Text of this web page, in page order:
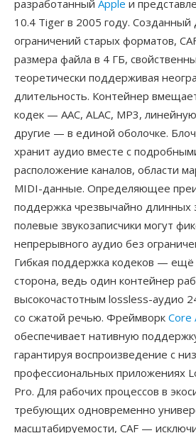
разработанный Apple и
10.4 Tiger в 2005 году. Созданный
ограничений старых форматов,
размера файла в 4 ГБ,
теоретически поддерживая
длительность. Контейнер
кодек — AAC, ALAC, MP3,
другие — в единой оболочке.
хранит аудио вместе с
расположение каналов, области
MIDI-данные. Определяющее
поддержка чрезвычайно длинных
полевые звукозаписчики могут
непрерывного аудио без
Гибкая поддержка кодеков — ещё
сторона, ведь один контейнер
высокочастотным lossless-аудио
со сжатой речью. Фреймворк Core
обеспечивает нативную
гарантируя воспроизведение с
профессиональных приложениях
Pro. Для рабочих процессов в
требующих одновременно
масштабируемости, CAF —